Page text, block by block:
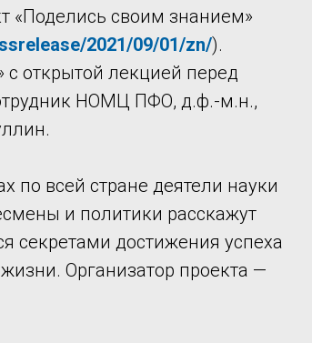
«Поделись своим знанием»
2021/09/01/zn/).
открытой лекцией перед
НОМЦ ПФО, д.ф.-м.н.,
по всей стране деятели науки
и политики расскажут
секретами достижения успеха
Организатор проекта —